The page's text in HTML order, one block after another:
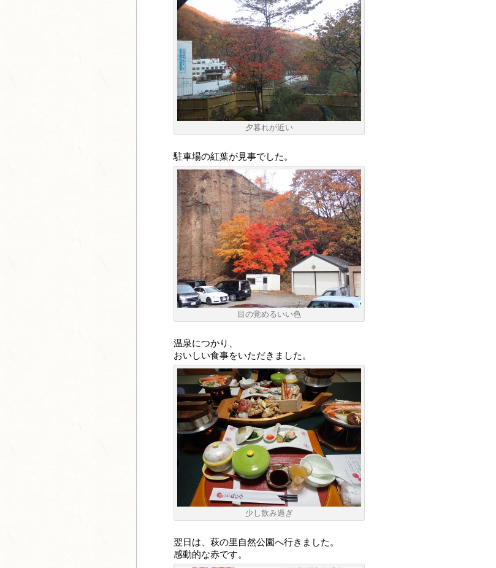
夕暮れが近い
駐車場の紅葉が見事でした。
目の覚めるいい色
温泉につかり、
おいしい食事をいただきました。
少し飲み過ぎ
翌日は、萩の里自然公園へ行きました。
感動的な赤です。